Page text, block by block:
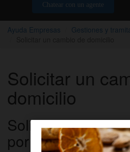
Chatear con un agente
Ayuda Empresas
Gestiones y
Solicitar un
domicilio
Solicita tu cambio
por WhatsApp